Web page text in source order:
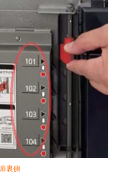
扉裏側